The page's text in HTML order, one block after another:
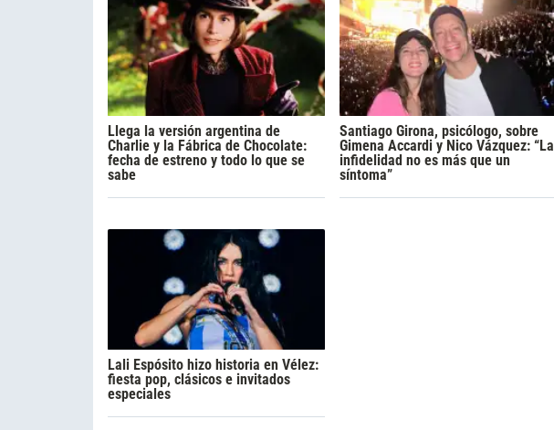
Llega la versión argentina de
Charlie y la Fábrica de Chocolate:
fecha de estreno y todo lo que se
sabe
Santiago Girona, psicólogo, sobre
Gimena Accardi y Nico Vázquez: “La
infidelidad no es más que un
síntoma”
Lali Espósito hizo historia en Vélez:
fiesta pop, clásicos e invitados
especiales